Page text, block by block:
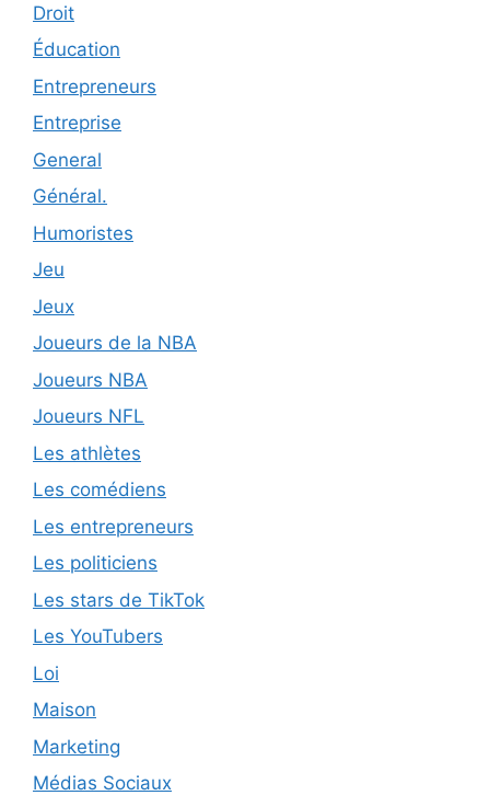
Droit
Éducation
Entrepreneurs
Entreprise
General
Général.
Humoristes
Jeu
Jeux
Joueurs de la NBA
Joueurs NBA
Joueurs NFL
Les athlètes
Les comédiens
Les entrepreneurs
Les politiciens
Les stars de TikTok
Les YouTubers
Loi
Maison
Marketing
Médias Sociaux